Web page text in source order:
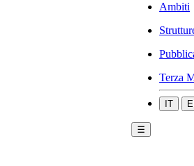
Ambiti
Terza
IT
☰